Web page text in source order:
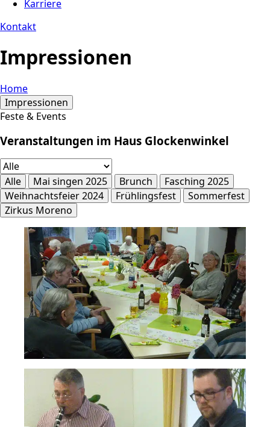
Karriere
Kontakt
Impressionen
Home
Impressionen
Feste & Events
Veranstaltungen im Haus Glockenwinkel
Alle Mai singen 2025 Brunch
Fasching 2025
Weihnachtsfeier 2024
Frühlingsfest
Sommerfest
Zirkus Moreno